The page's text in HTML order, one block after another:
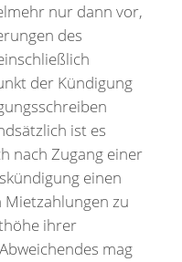
nur dann vor,
des
der Kündigung
ist es
nach Zugang einer
einen
zu
ihrer
mag